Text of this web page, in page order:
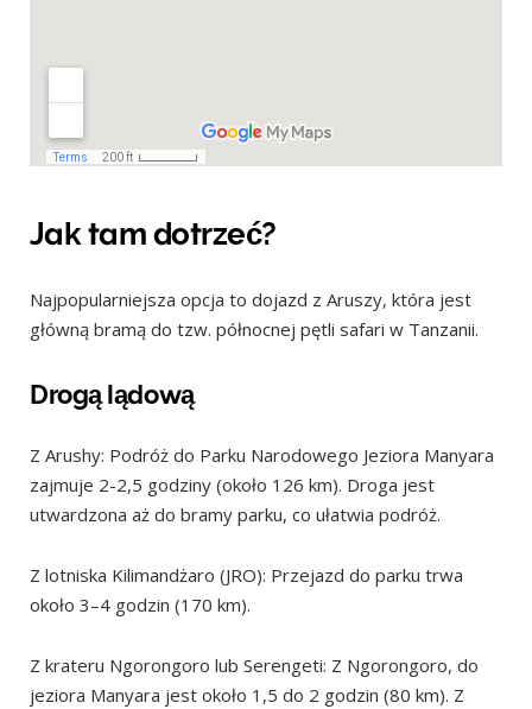
Jak tam dotrzeć?
Najpopularniejsza opcja to dojazd z Aruszy, która jest
główną bramą do tzw. północnej pętli safari w Tanzanii.
Drogą lądową
Z Arushy: Podróż do Parku Narodowego Jeziora Manyara
zajmuje 2-2,5 godziny (około 126 km). Droga jest
utwardzona aż do bramy parku, co ułatwia podróż.
Z lotniska Kilimandżaro (JRO): Przejazd do parku trwa
około 3–4 godzin (170 km).
Z krateru Ngorongoro lub Serengeti: Z Ngorongoro, do
jeziora Manyara jest około 1,5 do 2 godzin (80 km). Z